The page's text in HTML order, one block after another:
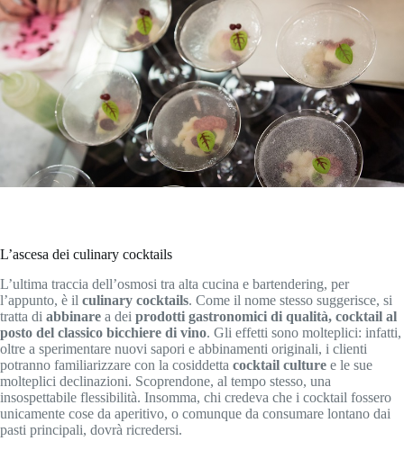
L’ascesa dei culinary cocktails
L’ultima traccia dell’osmosi tra alta cucina e bartendering, per
l’appunto, è il culinary cocktails. Come il nome stesso suggerisce, si
tratta di abbinare a dei prodotti gastronomici di qualità, cocktail al
posto del classico bicchiere di vino. Gli effetti sono molteplici: infatti,
oltre a sperimentare nuovi sapori e abbinamenti originali, i clienti
potranno familiarizzare con la cosiddetta cocktail culture e le sue
molteplici declinazioni. Scoprendone, al tempo stesso, una
insospettabile flessibilità. Insomma, chi credeva che i cocktail fossero
unicamente cose da aperitivo, o comunque da consumare lontano dai
pasti principali, dovrà ricredersi.